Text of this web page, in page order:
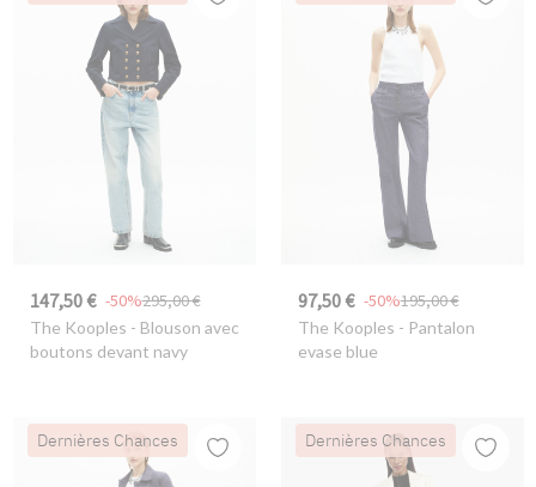
147,50 € 295,00 €
-50%
The Kooples - Blouson avec
boutons devant navy
97,50 € 195,00 €
-50%
The Kooples - Pantalon
evase blue
Dernières Chances Dernières Chances